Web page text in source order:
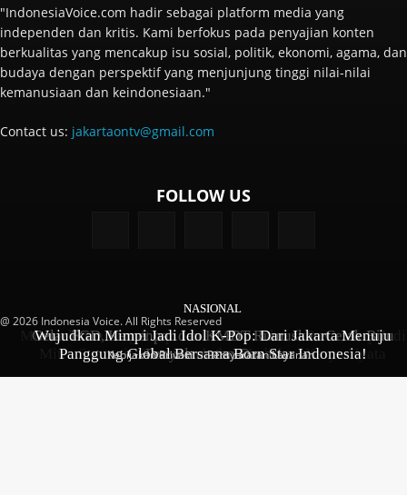
NASIONAL
Michael Dotulong Pimpin DPC PIKI Jakarta Pusat, Siap Jadi
Mitra Strategis Pemerintah dan Hadirkan Karya Nyata
NASIONAL
Gelar FGD, Kemenpar dan KMDT Rumuskan Cetak Biru
Penyelamatan Danau
NASIONAL
Wujudkan Mimpi Jadi Idol K-Pop: Dari Jakarta Menuju
Panggung Global Bersama Born Star Indonesia!
"IndonesiaVoice.com hadir sebagai platform media yang
independen dan kritis. Kami berfokus pada penyajian konten
berkualitas yang mencakup isu sosial, politik, ekonomi, agama, dan
budaya dengan perspektif yang menjunjung tinggi nilai-nilai
kemanusiaan dan keindonesiaan."
Contact us: jakartaontv@gmail.com
FOLLOW US
@ 2026 Indonesia Voice. All Rights Reserved
Kebijakan Privasi Persyaratan Layanan